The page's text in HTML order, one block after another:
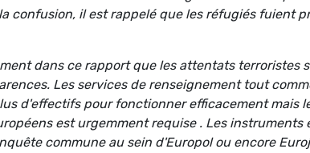
confusion, il est rappelé que les réfugiés fuient
dans ce rapport que les attentats terroristes
Les services de renseignement tout
d'effectifs pour fonctionner efficacement mais
est urgemment requise . Les instruments
commune au sein d'Europol ou encore